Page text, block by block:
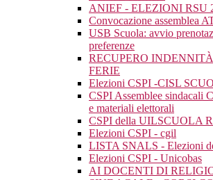
ANIEF - ELEZIONI RSU
Convocazione assemblea
USB Scuola: avvio
preferenze
RECUPERO
FERIE
Elezioni CSPI -CISL
CSPI Assemblee sindacali
e materiali elettorali
CSPI della UILSCUOLA
Elezioni CSPI - cgil
LISTA SNALS - Elezioni
Elezioni CSPI - Unicobas
AI DOCENTI DI